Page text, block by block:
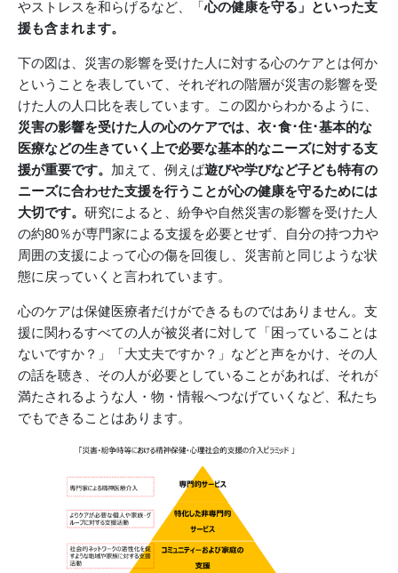
やストレスを和らげるなど、「心の健康を守る」といった支
援も含まれます。
下の図は、災害の影響を受けた人に対する心のケアとは何か
ということを表していて、それぞれの階層が災害の影響を受
けた人の人口比を表しています。この図からわかるように、
災害の影響を受けた人の心のケアでは、衣･食･住･基本的な
医療などの生きていく上で必要な基本的なニーズに対する支
援が重要です。 加えて、例えば遊びや学びなど子ども特有の
ニーズに合わせた支援を行うことが心の健康を守るためには
大切です。 研究によると、紛争や自然災害の影響を受けた人
の約80％が専門家による支援を必要とせず、自分の持つ力や
周囲の支援によって心の傷を回復し、災害前と同じような状
態に戻っていくと言われています。
心のケアは保健医療者だけができるものではありません。支
援に関わるすべての人が被災者に対して「困っていることは
ないですか？」「大丈夫ですか？」などと声をかけ、その人
の話を聴き、その人が必要としていることがあれば、それが
満たされるような人・物・情報へつなげていくなど、私たち
でもできることはあります。